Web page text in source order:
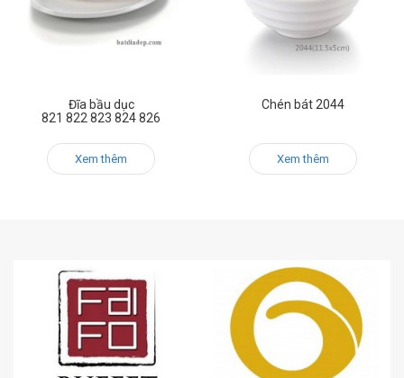
Đĩa bầu dục
821 822 823 824 826
Xem thêm
Chén bát 2044
Xem thêm